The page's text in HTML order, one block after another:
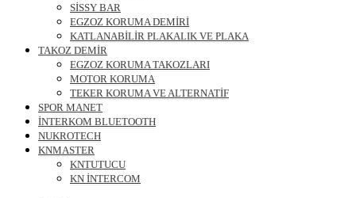
SİSSY BAR
EGZOZ KORUMA DEMİRİ
KATLANABİLİR PLAKALIK VE PLAKA
TAKOZ DEMİR
EGZOZ KORUMA TAKOZLARI
MOTOR KORUMA
TEKER KORUMA VE ALTERNATİF
SPOR MANET
İNTERKOM BLUETOOTH
NUKROTECH
KNMASTER
KNTUTUCU
KN İNTERCOM